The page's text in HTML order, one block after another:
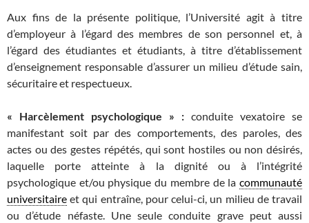
Aux fins de la présente politique, l’Université agit à titre
d’employeur à l’égard des membres de son personnel et, à
l’égard des étudiantes et étudiants, à titre d’établissement
d’enseignement responsable d’assurer un milieu d’étude sain,
sécuritaire et respectueux.
« Harcèlement psychologique » : conduite vexatoire se
manifestant soit par des comportements, des paroles, des
actes ou des gestes répétés, qui sont hostiles ou non désirés,
laquelle porte atteinte à la dignité ou à l’intégrité
psychologique et/ou physique du membre de la communauté
universitaire et qui entraîne, pour celui-ci, un milieu de travail
ou d’étude néfaste. Une seule conduite grave peut aussi